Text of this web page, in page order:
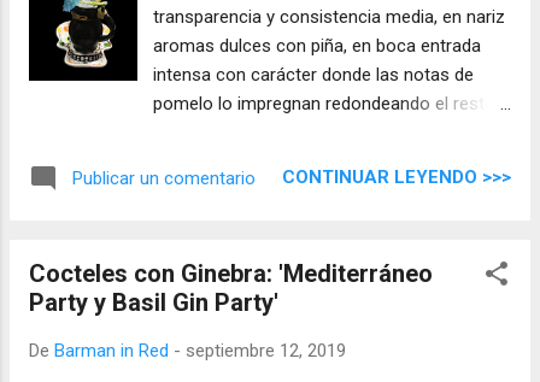
Añadimos todos los ingredientes en la
batidora, echamos hielo y batimos hasta
jarra con capacidad y añadimos por encima
un poco con cuchara. Servimos en vasos o
Libros de recetas Barman in Red Pedidos y
descargas...
transparencia y consistencia media, en nariz
aromas dulces con piña, en boca entrada
intensa con carácter donde las notas de
pomelo lo impregnan redondeando el resto
Publicar un comentario CONTINUAR LEYENDO >>>
Cocteles con Ginebra: 'Mediterráneo
Party y Basil Gin Party'
De Barman in Red - septiembre 12, 2019